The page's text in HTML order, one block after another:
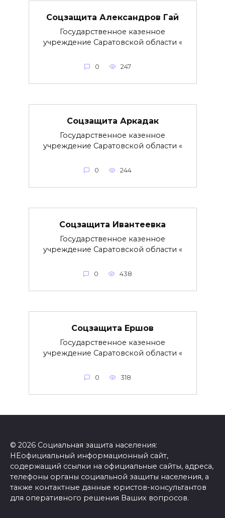
Соцзащита Александров Гай
Государственное казенное
учреждение Саратовской области «
0 247
Соцзащита Аркадак
Государственное казенное
учреждение Саратовской области «
0 244
Соцзащита Ивантеевка
Государственное казенное
учреждение Саратовской области «
0 438
Соцзащита Ершов
Государственное казенное
учреждение Саратовской области «
0 318
© 2026 Социальная защита населения:
НЕофициальный информационный сайт,
содержащий ссылки на официальные сайты, адреса,
телефоны органы социальной защиты населения, а
также контактные данные юристов-консультантов
для оперативного решения Ваших вопросов.